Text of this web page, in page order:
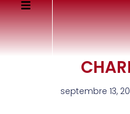
septembre 13,